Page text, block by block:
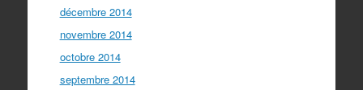
décembre 2014
novembre 2014
octobre 2014
septembre 2014